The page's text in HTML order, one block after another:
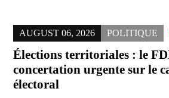
AUGUST 06, 2026 POLITIQUE
Élections territoriales : le
concertation urgente sur le
électoral